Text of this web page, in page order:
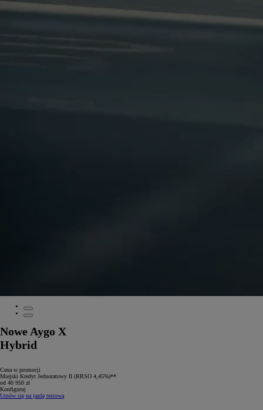
Nowe Aygo X
Hybrid
Cena w promocji
Miejski Kredyt Jednoratowy II (RRSO 4,45%)**
od 40 950 zł
Konfiguruj
Umów się na jazdę testową